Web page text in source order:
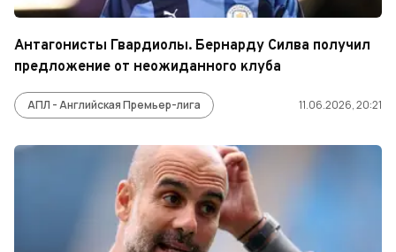
Антагонисты Гвардиолы. Бернарду Силва получил
предложение от неожиданного клуба
АПЛ - Английская Премьер-лига 11.06.2026, 20:21